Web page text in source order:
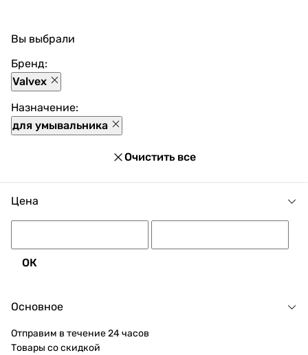
доставкой по Украине. При покупке Смесители для
умывальника Valvex в нашем магазине доступны
разнообразные способы оплаты, покупка в кредит и
множество акций и скидок для каждого покупателя.
Вы выбрали
Бренд:
Valvex
Назначение:
для умывальника
Очистить все
Цена
ОК
Основное
Отправим в течение 24 часов
Товары со скидкой